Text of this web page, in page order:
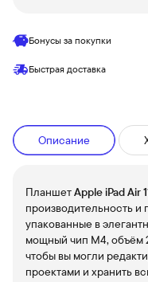
Бонусы за покупки
Быстрая доставка
Описание
ПланшетApple iPad Air
производительность и
упакованные в
мощный чип M4, объём
чтобы вы могли
проектами и хранить